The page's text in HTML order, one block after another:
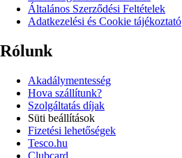
Általános Szerződési Feltételek
Adatkezelési és Cookie tájékoztató
Rólunk
Akadálymentesség
Hova szállítunk?
Szolgáltatás díjak
Süti beállítások
Fizetési lehetőségek
Tesco.hu
Clubcard